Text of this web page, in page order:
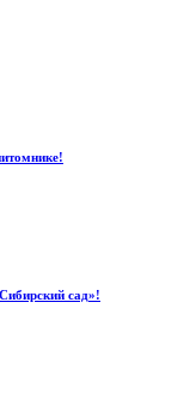
сад»!